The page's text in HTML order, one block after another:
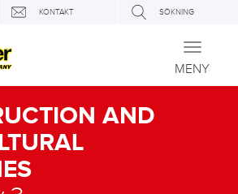
KONTAKT SÖKNING
Toggle
MENY
AND